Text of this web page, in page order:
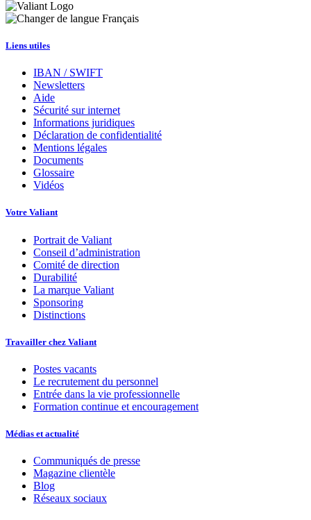
Français
Liens utiles
IBAN / SWIFT
Newsletters
Aide
Sécurité sur internet
Informations juridiques
Déclaration de confidentialité
Mentions légales
Documents
Glossaire
Vidéos
Votre Valiant
Portrait de Valiant
Conseil d’administration
Comité de direction
Durabilité
La marque Valiant
Sponsoring
Distinctions
Travailler chez Valiant
Postes vacants
Le recrutement du personnel
Entrée dans la vie professionnelle
Formation continue et encouragement
Médias et actualité
Communiqués de presse
Magazine clientèle
Blog
Réseaux sociaux